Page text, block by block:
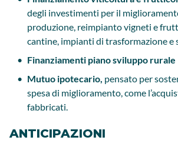
degli investimenti per il
produzione, reimpianto vigneti e
cantine, impianti di trasformazione e
Finanziamenti piano sviluppo rurale
Mutuo ipotecario, pensato per
spesa di miglioramento, come
fabbricati.
ANTICIPAZIONI